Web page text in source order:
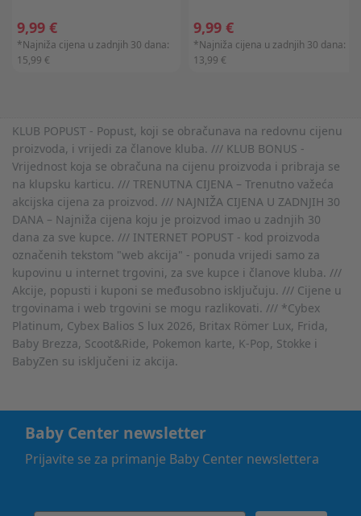
9,99 €
*Najniža cijena u zadnjih 30 dana:
15,99 €
9,99 €
*Najniža cijena u zadnjih 30 dana:
13,99 €
KLUB POPUST - Popust, koji se obračunava na redovnu cijenu
proizvoda, i vrijedi za članove kluba. /// KLUB BONUS -
Vrijednost koja se obračuna na cijenu proizvoda i pribraja se
na klupsku karticu. /// TRENUTNA CIJENA – Trenutno važeća
akcijska cijena za proizvod. /// NAJNIŽA CIJENA U ZADNJIH 30
DANA – Najniža cijena koju je proizvod imao u zadnjih 30
dana za sve kupce. /// INTERNET POPUST - kod proizvoda
označenih tekstom "web akcija" - ponuda vrijedi samo za
kupovinu u internet trgovini, za sve kupce i članove kluba. ///
Akcije, popusti i kuponi se međusobno isključuju. /// Cijene u
trgovinama i web trgovini se mogu razlikovati. /// *Cybex
Platinum, Cybex Balios S lux 2026, Britax Römer Lux, Frida,
Baby Brezza, Scoot&Ride, Pokemon karte, K-Pop, Stokke i
BabyZen su isključeni iz akcija.
Baby Center newsletter
Prijavite se za primanje Baby Center newslettera